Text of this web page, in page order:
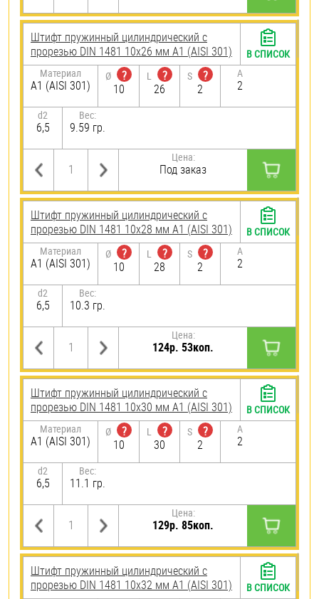
Штифт пружинный цилиндрический с
прорезью DIN 1481 10х26 мм А1 (AISI 301)
Материал
А1 (AISI 301)
Ø
?
10
L
?
26
S
?
2
A
2
d2
6,5
Вес:
9.59 гр.
Цена:
Под заказ
В СПИСОК
Штифт пружинный цилиндрический с
прорезью DIN 1481 10х28 мм А1 (AISI 301)
Материал
А1 (AISI 301)
Ø
?
10
L
?
28
S
?
2
A
2
d2
6,5
Вес:
10.3 гр.
Цена:
124р. 53коп.
В СПИСОК
Штифт пружинный цилиндрический с
прорезью DIN 1481 10х30 мм А1 (AISI 301)
Материал
А1 (AISI 301)
Ø
?
10
L
?
30
S
?
2
A
2
d2
6,5
Вес:
11.1 гр.
Цена:
129р. 85коп.
В СПИСОК
Штифт пружинный цилиндрический с
прорезью DIN 1481 10х32 мм А1 (AISI 301)
В СПИСОК